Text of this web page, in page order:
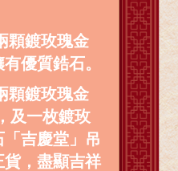
顆鍍玫瑰金
優質鋯石。
顆鍍玫瑰金
及一枚鍍玫
吉慶堂」吊
貨，盡顯吉祥